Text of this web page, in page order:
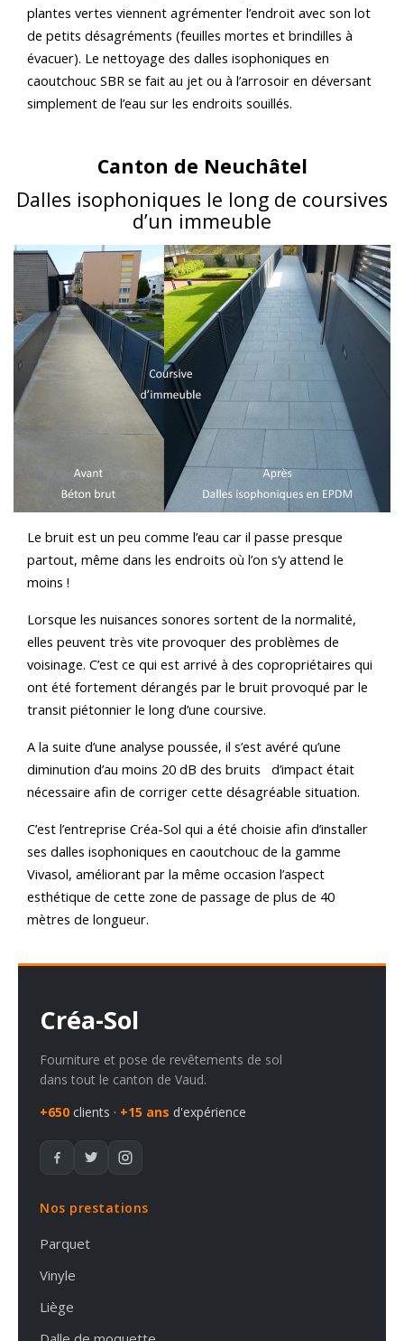
plantes vertes viennent agrémenter l’endroit avec son lot
de petits désagréments (feuilles mortes et brindilles à
évacuer). Le nettoyage des dalles isophoniques en
caoutchouc SBR se fait au jet ou à l’arrosoir en déversant
simplement de l’eau sur les endroits souillés.
Canton de Neuchâtel
Dalles isophoniques le long de coursives
d’un immeuble
Le bruit est un peu comme l’eau car il passe presque
partout, même dans les endroits où l’on s’y attend le
moins !
Lorsque les nuisances sonores sortent de la normalité,
elles peuvent très vite provoquer des problèmes de
voisinage. C’est ce qui est arrivé à des copropriétaires qui
ont été fortement dérangés par le bruit provoqué par le
transit piétonnier le long d’une coursive.
A la suite d’une analyse poussée, il s’est avéré qu’une
diminution d’au moins 20 dB des bruits d’impact était
nécessaire afin de corriger cette désagréable situation.
C’est l’entreprise Créa-Sol qui a été choisie afin d’installer
ses dalles isophoniques en caoutchouc de la gamme
Vivasol, améliorant par la même occasion l’aspect
esthétique de cette zone de passage de plus de 40
mètres de longueur.
Créa-Sol
Fourniture et pose de revêtements de sol
dans tout le canton de Vaud.
+650 clients · +15 ans d'expérience
Nos prestations
Parquet
Vinyle
Liège